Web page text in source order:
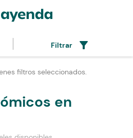
Filtrar filter_alt
filtros seleccionados.
en